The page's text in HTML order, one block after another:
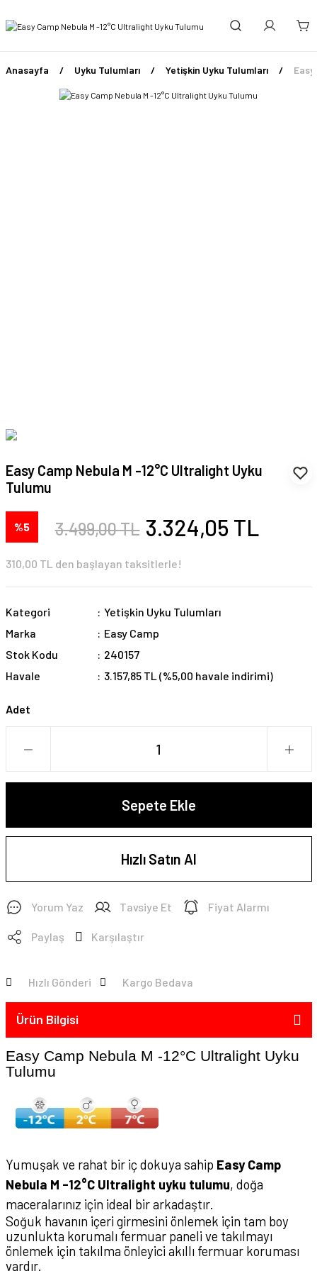
Anasayfa Uyku Tulumları Yetişkin Uyku Tulumları
Easy Camp Nebula M -12°C Ultralight Uyku
Tulumu
%5 3.499,00 TL 3.324,05 TL
310,00 TL den başlayan taksitlerle!
Kategori
Yetişkin Uyku Tulumları
Marka
Easy Camp
Stok Kodu
240157
Havale
3.157,85 TL (%5,00 havale indirimi)
Adet
Sepete Ekle
Hızlı Satın Al
Yorum Yaz Tavsiye Et Fiyat Alarmı
Paylaş Karşılaştır
Hızlı Gönderi Kargo Bedava
Ürün Bilgisi
Easy Camp Nebula M -12°C Ultralight Uyku
Tulumu
Yumuşak ve rahat bir iç dokuya sahip Easy Camp
Nebula M -12°C Ultralight uyku tulumu, doğa
maceralarınız için ideal bir arkadaştır.
Soğuk havanın içeri girmesini önlemek için tam boy
uzunlukta korumalı fermuar paneli ve takılmayı
önlemek için takılma önleyici akıllı fermuar koruması
vardır.